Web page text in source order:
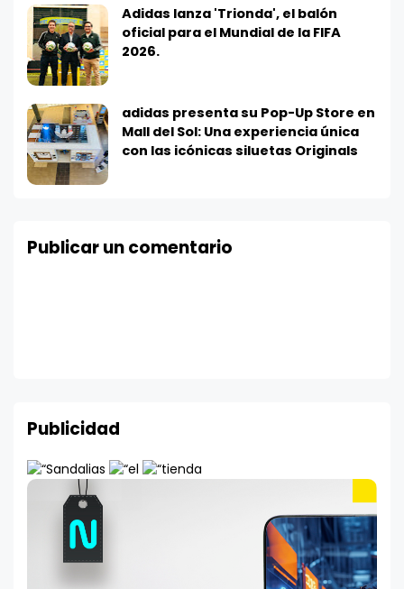
Adidas lanza 'Trionda', el balón
oficial para el Mundial de la FIFA
2026.
adidas presenta su Pop-Up Store en
Mall del Sol: Una experiencia única
con las icónicas siluetas Originals
Publicar un comentario
Publicidad